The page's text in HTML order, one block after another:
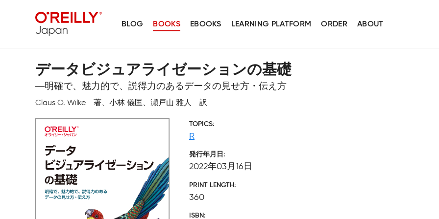
BLOG BOOKS EBOOKS LEARNING PLATFORM ORDER ABOUT
データビジュアライゼーションの基礎
―明確で、魅力的で、説得力のあるデータの見せ方・伝え方
Claus O. Wilke 著、小林 儀匡、瀬戸山 雅人 訳
TOPICS
R
発行年月日
2022年03月16日
PRINT LENGTH
360
ISBN